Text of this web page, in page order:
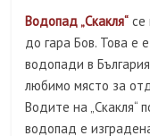
Водопад „Скакля“ се
до гара Бов. Това е
водопади в
любимо място за
Водите на „Скакля“
водопад е